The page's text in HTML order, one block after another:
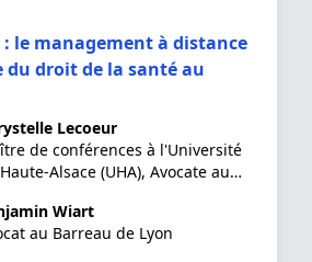
le management à distance
du droit de la santé au
Lecoeur
de conférences à l'Université
Alsace (UHA), Avocate au
Wiart
au Barreau de Lyon